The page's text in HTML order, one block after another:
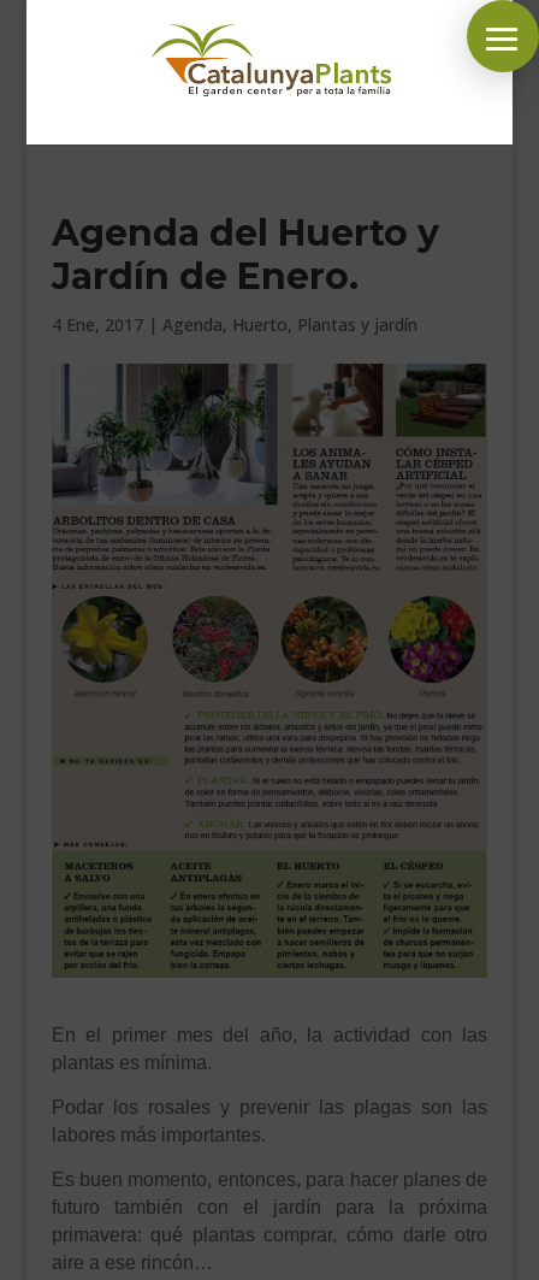
SÍGUENOS EN:
INICIO
PLANTAS
HORARIO GARDEN
CONTACTAR
BLOG
___________________________
VEURE EN CATALÀ
Agenda del Huerto y
Jardín de Enero.
4 Ene, 2017| Agenda, Huerto, Plantas y jardín
En el primer mes del año, la actividad con las
plantas es mínima.
Podar los rosales y prevenir las plagas son las
labores más importantes.
Es buen momento, entonces, para hacer planes de
futuro también con el jardín para la próxima
primavera: qué plantas comprar, cómo darle otro
aire a ese rincón…